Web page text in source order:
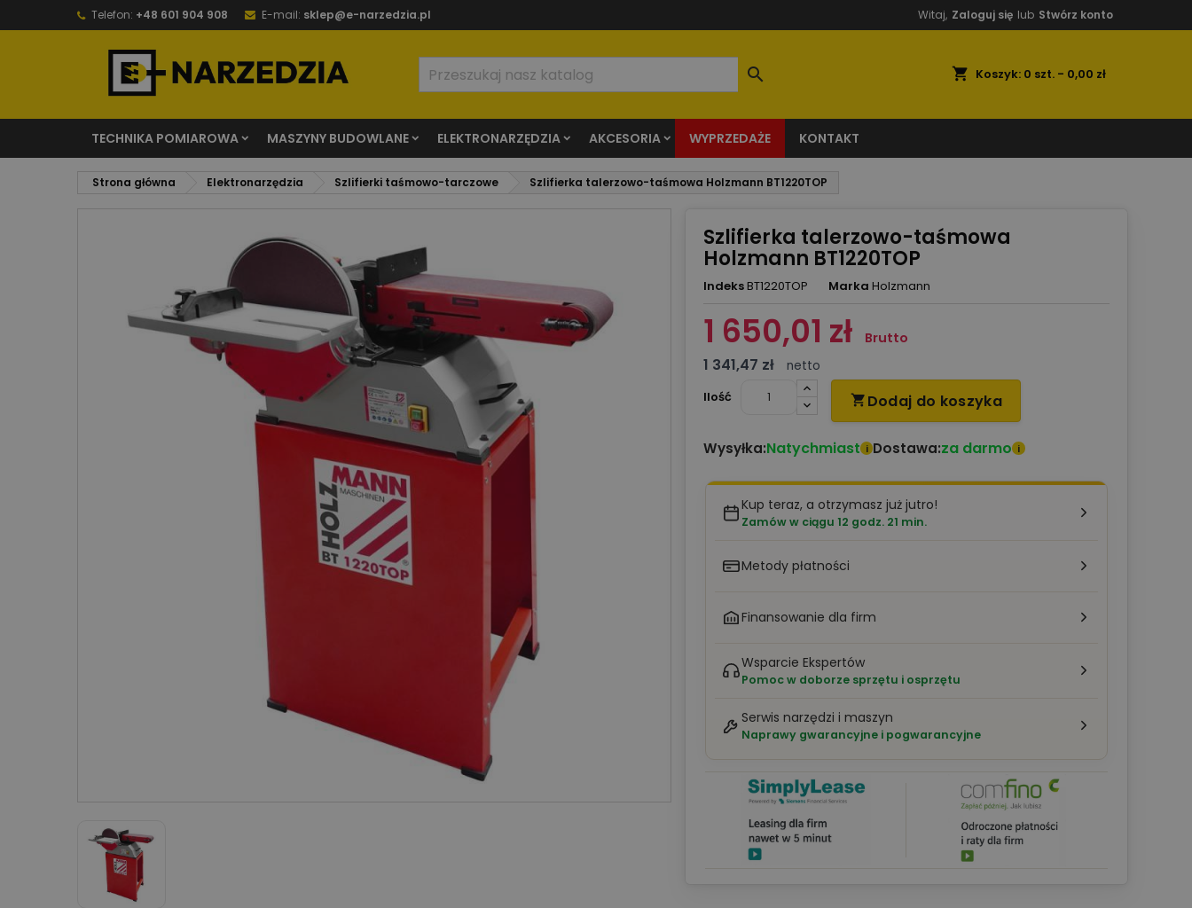
Telefon: +48 601 904 908 E-mail: sklep@e-narzedzia.pl Witaj, Zaloguj się lub Stwórz konto
shopping_cart Koszyk: 0 szt. - 0,00 zł

TECHNIKA POMIAROWA MASZYNY BUDOWLANE ELEKTRONARZĘDZIA AKCESORIA WYPRZEDAŻE KONTAKT
Strona główna Elektronarzędzia Szlifierki taśmowo-tarczowe Szlifierka talerzowo-taśmowa Holzmann BT1220TOP
Szlifierka talerzowo-taśmowa
Holzmann BT1220TOP
IndeksBT1220TOP Marka Holzmann
1 650,01 zł Brutto
1 341,47 zł
netto
Ilość
 Dodaj do koszyka
Wysyłka:Natychmiast i Dostawa:za darmo i
Kup teraz, a otrzymasz już jutro!
Zamów w ciągu 12 godz. 21 min.
Metody płatności
Finansowanie dla firm
Wsparcie Ekspertów
Pomoc w doborze sprzętu i osprzętu
Serwis narzędzi i maszyn
Naprawy gwarancyjne i pogwarancyjne